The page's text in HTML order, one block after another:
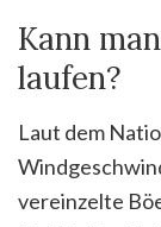
Kann
laufen?
Laut dem
vereinzelte